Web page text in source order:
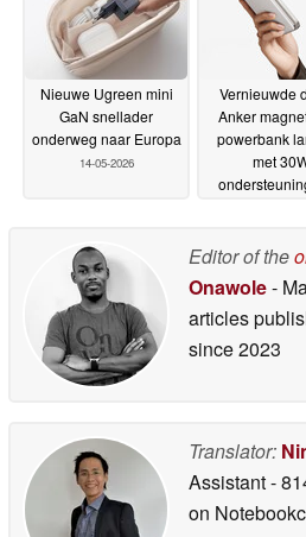
Nieuwe Ugreen mini
GaN snellader
onderweg naar Europa
14-05-2026
Vernieuwde
Anker
powerbank
met
Editor of the
Onawole-
articles
since 2023
Translator:
Assistant-
on